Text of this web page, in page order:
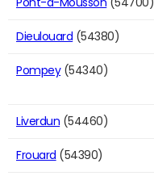
Pont-à-Mousson (54700)
Dieulouard (54380)
Pompey(54340)
Liverdun (54460)
Frouard (54390)